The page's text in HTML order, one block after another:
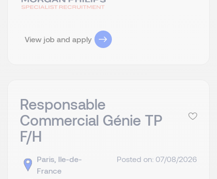
View job and apply
Responsable
Commercial Génie TP
F/H
Paris, Ile-de-
France
Posted on: 07/08/2026